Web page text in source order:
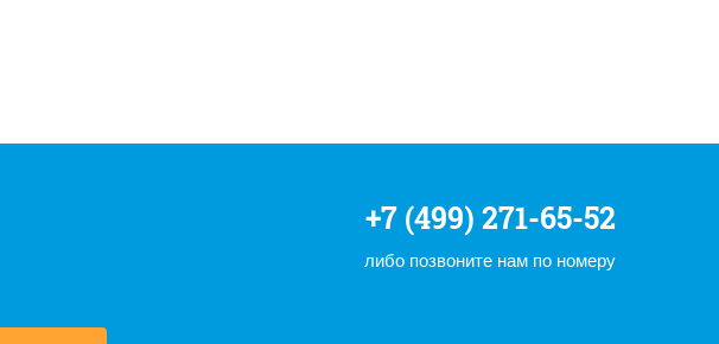
+7 (499) 271-65-52
либо позвоните нам по номеру